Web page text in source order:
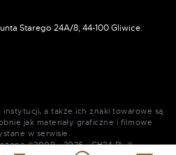
Starego 24A/8, 44-100 Gliwice.
instytucji, a także ich znaki towarowe są
jak materiały graficzne i filmowe
w serwisie.
©2009 - 2026 - CH24.PL ®